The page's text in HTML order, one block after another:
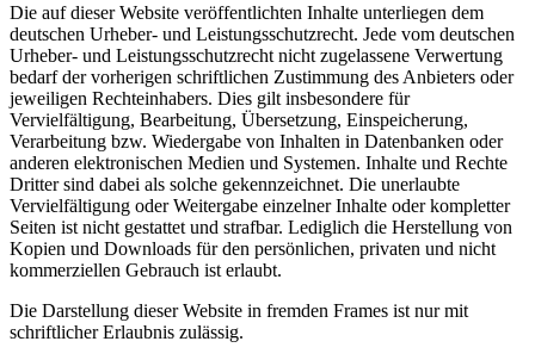
Die auf dieser Website veröffentlichten Inhalte unterliegen dem
deutschen Urheber- und Leistungsschutzrecht. Jede vom deutschen
Urheber- und Leistungsschutzrecht nicht zugelassene Verwertung
bedarf der vorherigen schriftlichen Zustimmung des Anbieters oder
jeweiligen Rechteinhabers. Dies gilt insbesondere für
Vervielfältigung, Bearbeitung, Übersetzung, Einspeicherung,
Verarbeitung bzw. Wiedergabe von Inhalten in Datenbanken oder
anderen elektronischen Medien und Systemen. Inhalte und Rechte
Dritter sind dabei als solche gekennzeichnet. Die unerlaubte
Vervielfältigung oder Weitergabe einzelner Inhalte oder kompletter
Seiten ist nicht gestattet und strafbar. Lediglich die Herstellung von
Kopien und Downloads für den persönlichen, privaten und nicht
kommerziellen Gebrauch ist erlaubt.
Die Darstellung dieser Website in fremden Frames ist nur mit
schriftlicher Erlaubnis zulässig.